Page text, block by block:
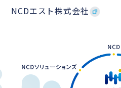
NCDエスト株式会社